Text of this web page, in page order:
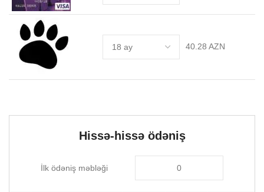
40.28 AZN
Hissə-hissə ödəniş
İlk ödəniş məbləği